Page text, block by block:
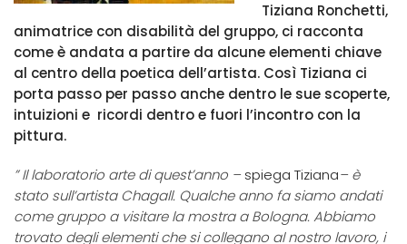
Tiziana Ronchetti,
animatrice con disabilità del gruppo, ci racconta
come è andata a partire da alcune elementi chiave
al centro della poetica dell’artista. Così Tiziana ci
porta passo per passo anche dentro le sue scoperte,
intuizioni e ricordi dentro e fuori l’incontro con la
pittura.
” Il laboratorio arte di quest’anno –spiega Tiziana– è
stato sull’artista Chagall. Qualche anno fa siamo andati
come gruppo a visitare la mostra a Bologna. Abbiamo
trovato degli elementi che si collegano al nostro lavoro, i